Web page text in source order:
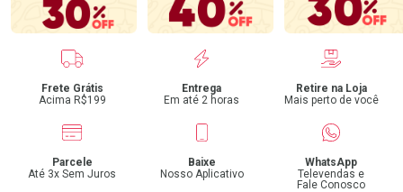
Benefícios
Frete Grátis
Acima R$199
Entrega
Em até 2 horas
Retire na Loja
Mais perto de você
Parcele
Até 3x Sem Juros
Baixe
Nosso Aplicativo
WhatsApp
Televendas e
Fale Conosco